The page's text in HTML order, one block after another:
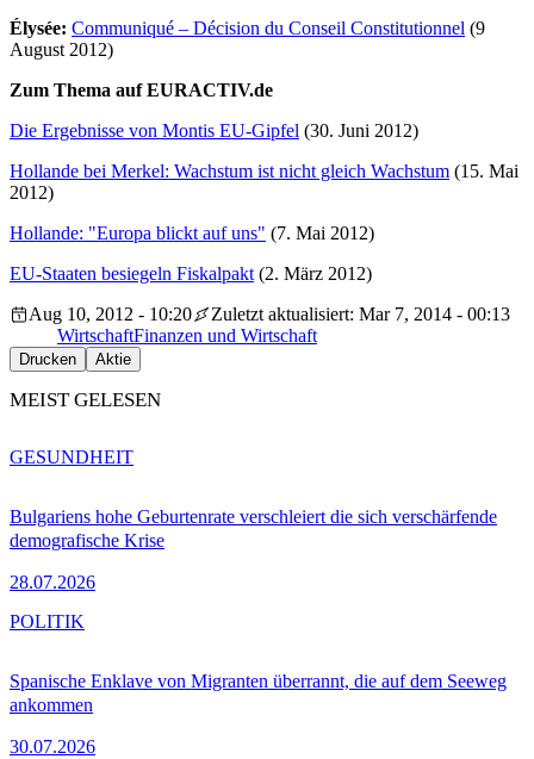
Élysée: Communiqué – Décision du Conseil Constitutionnel (9
August 2012)
Zum Thema auf EURACTIV.de
Die Ergebnisse von Montis EU-Gipfel (30. Juni 2012)
Hollande bei Merkel: Wachstum ist nicht gleich Wachstum (15. Mai
2012)
Hollande: "Europa blickt auf uns" (7. Mai 2012)
EU-Staaten besiegeln Fiskalpakt (2. März 2012)
Aug 10, 2012 - 10:20
Zuletzt aktualisiert: Mar 7, 2014 - 00:13
WirtschaftFinanzen und Wirtschaft
Drucken Aktie
MEIST GELESEN
Bulgariens hohe Geburtenrate verschleiert die sich verschärfende
demografische Krise
28.07.2026
GESUNDHEIT
Spanische Enklave von Migranten überrannt, die auf dem Seeweg
ankommen
30.07.2026
POLITIK